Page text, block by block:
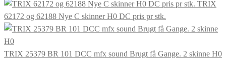
TRIX
62172 og 62188 Nye C skinner H0 DC pris pr stk.
TRIX 25379 BR 101 DCC mfx sound Brugt få Gange. 2 skinne H0